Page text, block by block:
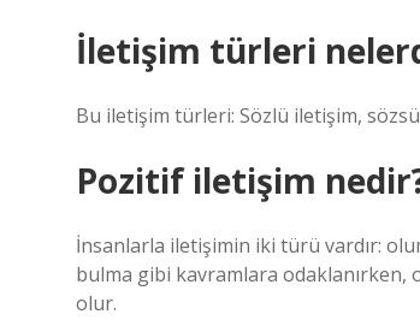
İletişim türleri
Bu iletişim türleri: Sözlü iletişim,
Pozitif iletişim
İnsanlarla iletişimin iki türü vardır:
bulma gibi kavramlara odaklanırken,
olur.